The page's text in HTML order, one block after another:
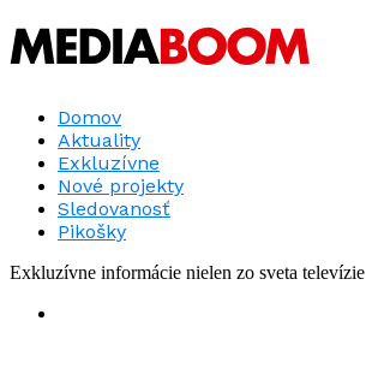
Domov
Aktuality
Exkluzívne
Nové projekty
Sledovanosť
Pikošky
Exkluzívne informácie nielen zo sveta televízie